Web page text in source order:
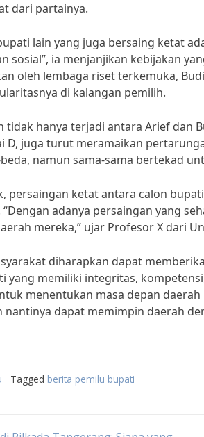
dari partainya.
lain yang juga bersaing ketat
sosial”, ia menjanjikan kebijakan
oleh lembaga riset terkemuka,
di kalangan pemilih.
tidak hanya terjadi antara Arief dan
D, juga turut meramaikan
namun sama-sama bertekad
persaingan ketat antara calon
adanya persaingan yang
mereka,” ujar Profesor X dari
diharapkan dapat
yang memiliki integritas,
menentukan masa depan
nantinya dapat memimpin daerah
Tagged berita pemilu bupati